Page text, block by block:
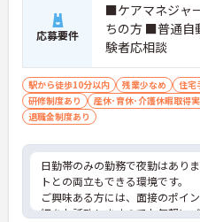
応募要件
■ケアマネジャ
ちの方 ■普通自
験者応相談
駅から徒歩10分以内 残業少なめ 住宅
研修制度あり
産休･育休･介護休暇取得
退職金制度あり
日勤帯のみの勤務で夜勤はあり
トとの両立もできる環境です。
ご興味ある方には、面接のポイ
細をお話致しますのでお気軽に